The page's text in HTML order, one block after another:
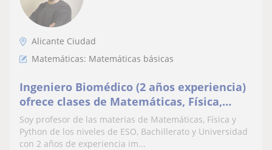
Alicante Ciudad
Matemáticas: Matemáticas básicas
Ingeniero Biomédico (2 años experiencia)
ofrece clases de Matemáticas, Física,
Python a alumnos de ESO, Bachillerato y
universidad
Soy profesor de las materias de Matemáticas, Física y
Python de los niveles de ESO, Bachillerato y Universidad
con 2 años de experiencia im...